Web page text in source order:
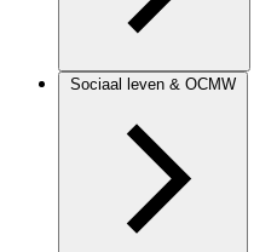
Sociaal leven & OCMW